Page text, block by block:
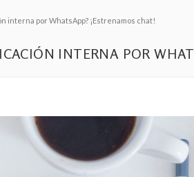
interna por WhatsApp? ¡Estrenamos chat!
INTERNA POR